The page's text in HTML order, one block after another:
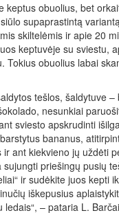
keptus obuolius, bet
supaprastintą
skiltelėmis ir apie 20
keptuvėje su sviestu,
Tokius obuolius labai
tešlos, šaldytuve –
nesunkiai
sviesto apskrudinti
bananus,
ant kiekvieno jų uždėti
priešingų pusių
ir sudėkite juos kepti
iškepusius
– pataria L.